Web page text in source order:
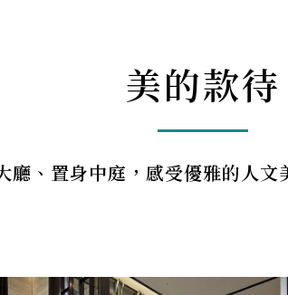
美的款待
廳、置身中庭，感受優雅的人文